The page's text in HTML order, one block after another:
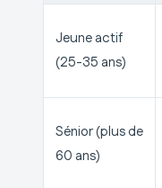
Jeune actif
(25-35 ans)
Sénior (plus de
60 ans)